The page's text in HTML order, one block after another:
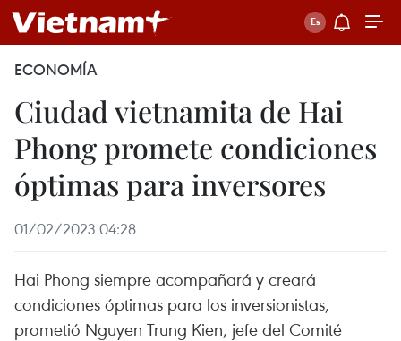
ECONOMÍA
Ciudad vietnamita de Hai
Phong promete condiciones
óptimas para inversores
01/02/2023 04:28
Hai Phong siempre acompañará y creará
condiciones óptimas para los inversionistas,
prometió Nguyen Trung Kien, jefe del Comité